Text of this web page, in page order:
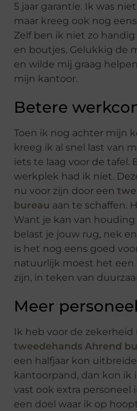
5 jaar garantie. Ik was
maar kreeg ook nog
Zelf ben ik niet zo
en boutjes. Gelukkig de
en wilde mij graag
mijn kantoor.
Betere
Toen ik nog achter mijn
kreeg ik al snel last van
iets te laag voor de tafel.
werkplek had ik niet.
nu voor zijn door een
bureau aan te schaffen.
Want je kan van
belast je jouw rug, nek
is het nog eens goed
natuurlijk moest het een
zijn, in teken van
Meer personeel
Ik heb voor de
tweedehands Ahrend
een halfjaar kon
kantoorpand, dan kon ik
vast ook extra personeel
een doel waar ik op